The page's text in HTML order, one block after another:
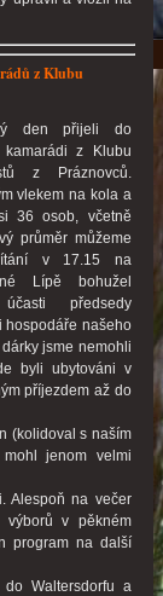
z Klubu
den přijeli do
z Klubu
z Práznovců.
vlekem na kola a
36 osob, včetně
průměr můžeme
v 17.15 na
Lípě bohužel
předsedy
hospodáře našeho
jsme nemohli
byli ubytováni v
příjezdem až do
(kolidoval s naším
jenom velmi
Alespoň na večer
výborů v pěkném
program na další
Waltersdorfu a